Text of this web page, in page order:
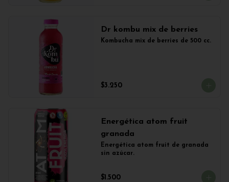
Dr kombu mix de berries
Kombucha mix de berries de 500 cc.
$3.250
Energética atom fruit
granada
Energética atom fruit de granada
sin azúcar.
$1.500